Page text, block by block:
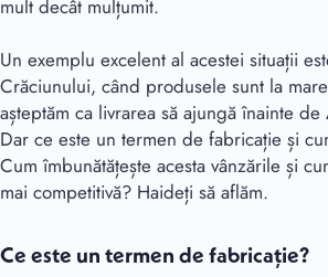
mult decât mulțumit.
Un exemplu excelent al acestei situații
Crăciunului, când produsele sunt la
așteptăm ca livrarea să ajungă înainte
Dar ce este un termen de fabricație și
Cum îmbunătățește acesta vânzările și
mai competitivă? Haideți să aflăm.
Ce este un termen de fabricație?